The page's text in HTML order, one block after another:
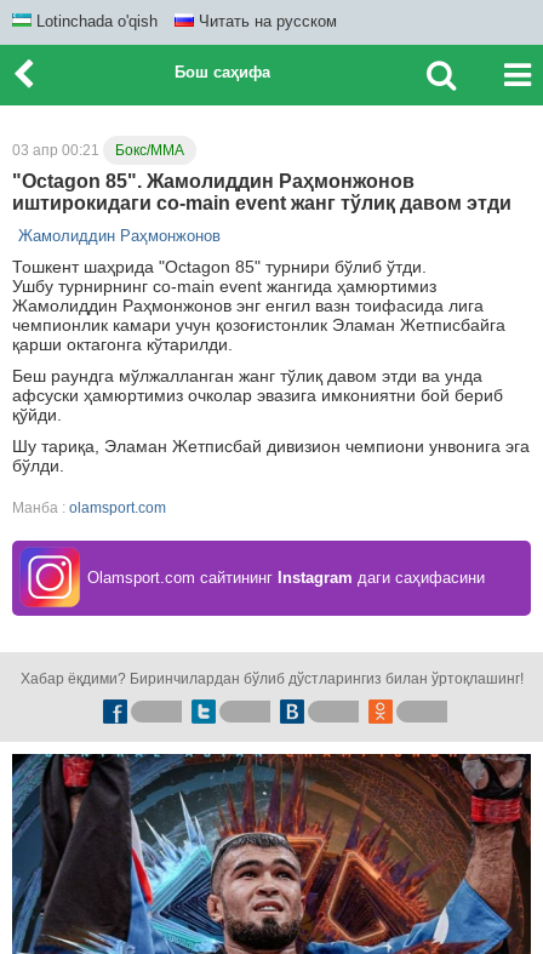
Lotinchada o'qish Читать на русском
Бош саҳифа
03 апр 00:21 Бокс/ММА
"Octagon 85". Жамолиддин Раҳмонжонов
иштирокидаги co-main event жанг тўлиқ давом этди
Жамолиддин Раҳмонжонов
Тошкент шаҳрида "Octagon 85" турнири бўлиб ўтди.
Ушбу турнирнинг co-main event жангида ҳамюртимиз
Жамолиддин Раҳмонжонов энг енгил вазн тоифасида лига
чемпионлик камари учун қозоғистонлик Эламан Жетписбайга
қарши октагонга кўтарилди.
Беш раундга мўлжалланган жанг тўлиқ давом этди ва унда
афсуски ҳамюртимиз очколар эвазига имкониятни бой бериб
қўйди.
Шу тариқа, Эламан Жетписбай дивизион чемпиони унвонига эга
бўлди.
Манба : olamsport.com
Olamsport.com сайтининг Instagram даги саҳифасини
Хабар ёқдими? Биринчилардан бўлиб дўстларингиз билан ўртоқлашинг!